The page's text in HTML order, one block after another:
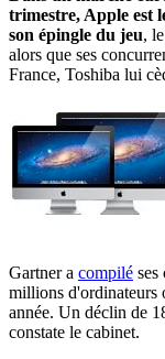
trimestre, Apple est
son épingle du jeu,
alors que ses
France, Toshiba lui
Gartner a compilé
millions d'ordinateurs
année. Un déclin de
constate le cabinet.